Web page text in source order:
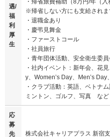
遇/
福
利
厚
生
・帰省旅費補助（8万円/年（
※帰省しない方にも支給されま
・退職金あり
・慶弔見舞金
・ファーストコール
・社員旅行
・青年団体活動、安全衛生委
・社内イベント：新年会、花
y、Women’s Day、Men’s
・クラブ活動：英語、ベトナ
ミントン、ゴルフ、写真 など
応
募
先
株式会社キャリアプラス 新宿